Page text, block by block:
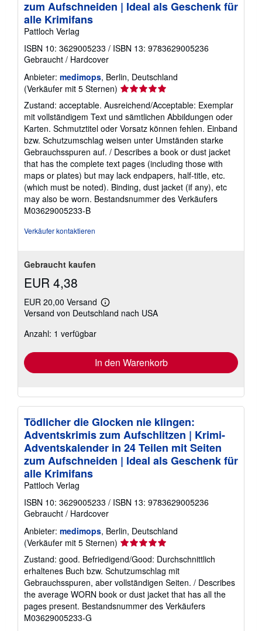
e
e
a
n
d
k
s
t
e
zum Aufschneiden | Ideal als Geschenk für
alle Krimifans
Pattloch Verlag
ISBN 10: 3629005233 / ISBN 13: 9783629005236
Gebraucht / Hardcover
Anbieter: medimops, Berlin, Deutschland
(Verkäufer mit 5 Sternen) Verkäuferbewertung
von
5
Sternen
Zustand: acceptable. Ausreichend/Acceptable: Exemplar
mit vollständigem Text und sämtlichen Abbildungen oder
Karten. Schmutztitel oder Vorsatz können fehlen. Einband
bzw. Schutzumschlag weisen unter Umständen starke
Gebrauchsspuren auf. / Describes a book or dust jacket
that has the complete text pages (including those with
maps or plates) but may lack endpapers, half-title, etc.
(which must be noted). Binding, dust jacket (if any), etc
may also be worn. Bestandsnummer des Verkäufers
M03629005233-B
Verkäufer kontaktieren
Gebraucht kaufen
EUR 4,38
EUR 20,00 Versand
Weitere
Informationen
Versand von Deutschland nach USA
Anzahl: 1 verfügbar
In den Warenkorb
Tödlicher die Glocken nie klingen:
Adventskrimis zum Aufschlitzen | Krimi-
Adventskalender in 24 Teilen mit Seiten
zum Aufschneiden | Ideal als Geschenk für
alle Krimifans
Pattloch Verlag
ISBN 10: 3629005233 / ISBN 13: 9783629005236
Gebraucht / Hardcover
Anbieter: medimops, Berlin, Deutschland
(Verkäufer mit 5 Sternen) Verkäuferbewertung
von
5
Sternen
Zustand: good. Befriedigend/Good: Durchschnittlich
erhaltenes Buch bzw. Schutzumschlag mit
Gebrauchsspuren, aber vollständigen Seiten. / Describes
the average WORN book or dust jacket that has all the
pages present. Bestandsnummer des Verkäufers
M03629005233-G